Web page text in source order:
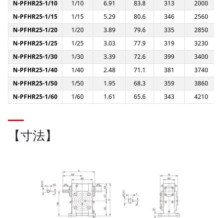
N-PFHR25-1/10
1/10 6.91 83.8 313
2000
N-PFHR25-1/15
1/15 5.29 80.6 346
2560
N-PFHR25-1/20
1/20 3.89 79.6 335
2850
N-PFHR25-1/25
1/25 3.03 77.9 319
3230
N-PFHR25-1/30
1/30 3.39 72.6 399
3400
N-PFHR25-1/40
1/40 2.48 71.1 381
3740
N-PFHR25-1/50
1/50 1.95 68.3 359
3860
N-PFHR25-1/60
1/60 1.61 65.6 343 4210
【寸法】